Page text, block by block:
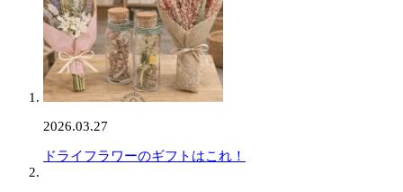
2026.03.27
ドライフラワーのギフトはこれ！